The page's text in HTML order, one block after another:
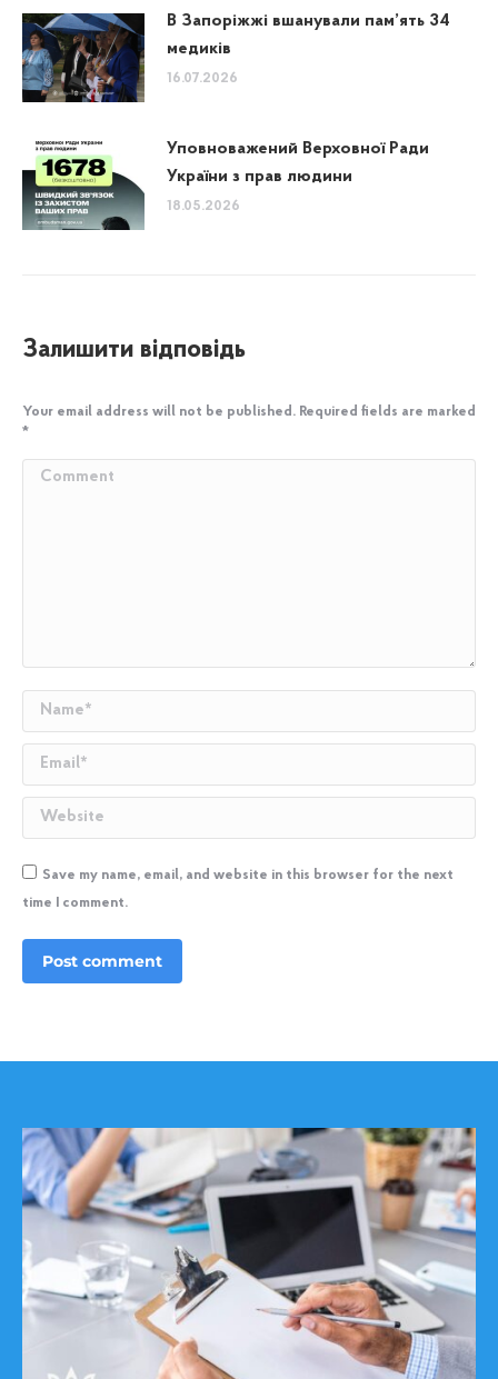
В Запоріжжі вшанували пам’ять 34
медиків
16.07.2026
Уповноважений Верховної Ради
України з прав людини
18.05.2026
Залишити відповідь
Your email address will not be published. Required fields are marked
*
Comment
Name *
Email *
Website
Save my name, email, and website in this browser for the next
time I comment.
Post comment